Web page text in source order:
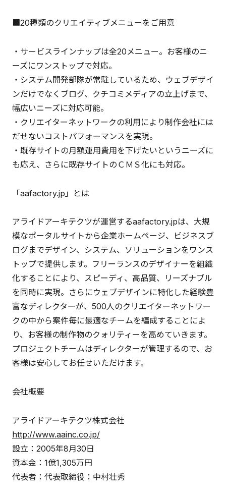
■20種類のクリエイティブメニューをご用意
・サービスラインナップは全20メニュー。お客様のニ
ーズにワンストップで対応。
・システム開発部隊が常駐しているため、ウェブデザイ
ンだけでなくブログ、クチコミメディアの立上げまで、
幅広いニーズに対応可能。
・クリエイターネットワークの利用により制作会社には
だせないコストパフォーマンスを実現。
・既存サイトの月額運用費用を下げたいというニーズに
も応え、さらに既存サイトのＣＭＳ化にも対応。
「aafactory.jp」とは
アライドアーキテクツが運営するaafactory.jpは、大規
模なポータルサイトから企業ホームページ、ビジネスブ
ログまでデザイン、システム、ソリューションをワンス
トップで提供します。フリーランスのデザイナーを組織
化することにより、スピーディ、高品質、リーズナブル
を同時に実現。さらにウェブデザインに特化した経験豊
富なディレクターが、500人のクリエイターネットワー
クの中から案件毎に最適なチームを編成することによ
り、お客様の制作物のクォリティーを高めていきます。
プロジェクトチームはディレクターが管理するので、お
客様は安心してお任せいただけます。
会社概要
アライドアーキテクツ株式会社
http://www.aainc.co.jp/
設立：2005年8月30日
資本金：1億1,305万円
代表者：代表取締役：中村壮秀